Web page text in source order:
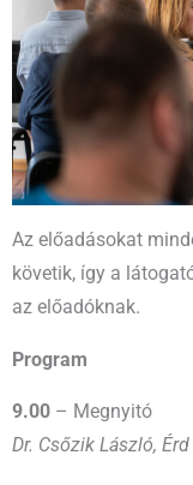
Az előadásokat
követik, így a
az előadóknak.
Program
9.00 – Megnyitó
Dr. Csőzik László,